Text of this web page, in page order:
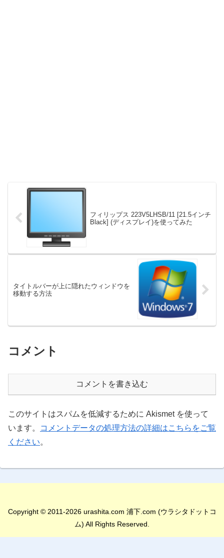
フィリップス 223V5LHSB/11 [21.5インチ
Black] (ディスプレイ)を使ってみた
タイトルバーが上に隠れたウィンドウを
移動する方法
コメント
コメントを書き込む
このサイトはスパムを低減するために Akismet を使って
います。
コメントデータの処理方法の詳細はこちらをご覧
ください。
Copyright © 2011-2026 urashita.com 浦下.com (ウラシタドットコ
ム) All Rights Reserved.